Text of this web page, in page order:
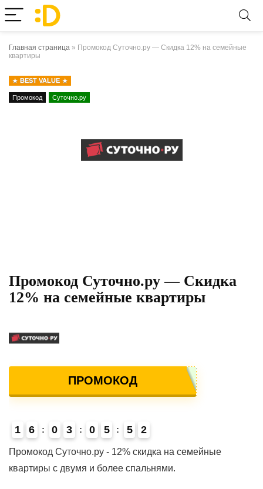
Главная страница » Промокод Суточно.ру — Скидка 12% на семейные
квартиры
BEST VALUE
Промокод Суточно.ру
Промокод Суточно.ру — Скидка
12% на семейные квартиры
ПРОМОКОД
1
4
6 0 3 0 5 5 2
Промокод Суточно.ру - 12% скидка на семейные
квартиры с двумя и более спальнями.